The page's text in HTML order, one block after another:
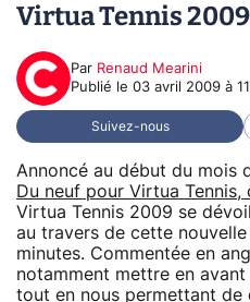
Virtua Tennis 2009
Par Renaud Mearini
Publié le 03 avril 2009 à
Suivez-nous
Annoncé au début du mois
Du neuf pour Virtua
Virtua Tennis 2009 se
au travers de cette
minutes. Commentée en
notamment mettre en
tout en nous permettant de